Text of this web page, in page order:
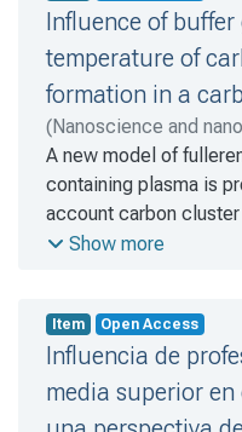
Influence of
temperature of
formation in a
(Nanoscience and
A.S.;Novikov, P.V.;
A new model of
containing plasma is
account carbon cluster
transformations due to
The calculations give
correlation between
argon.
Show more
Item Open Access
Influencia de
media superior